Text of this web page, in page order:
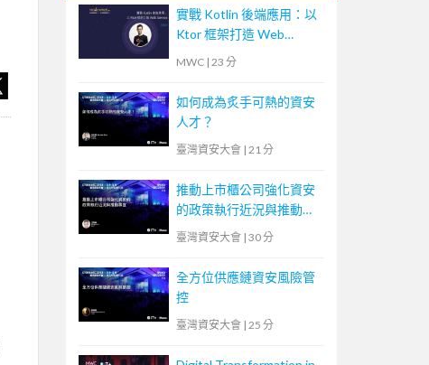
實戰 Kotlin 後端應用：以
Ktor 框架打造 Web
MWC | 23 分
如何成為炙手可熱的資安
人才？
臺灣資安大會 | 21 分
推動上市櫃公司強化資安
的政策執行近況與推動事
宜
臺灣資安大會 | 30 分
全方位供應鏈資安風險管
控
臺灣資安大會 | 25 分